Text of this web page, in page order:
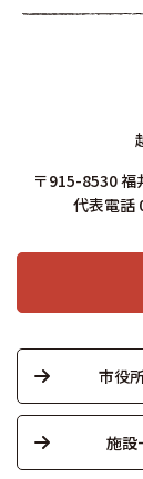
〒915-8530
代表電
市役
施設